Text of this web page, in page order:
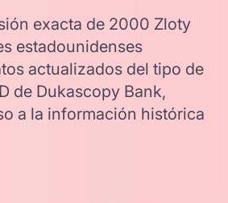
exacta de 2000 Zloty
estadounidenses
actualizados del tipo de
de Dukascopy Bank,
a la información histórica